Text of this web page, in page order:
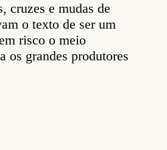
cruzes e mudas de
o texto de ser um
risco o meio
os grandes produtores